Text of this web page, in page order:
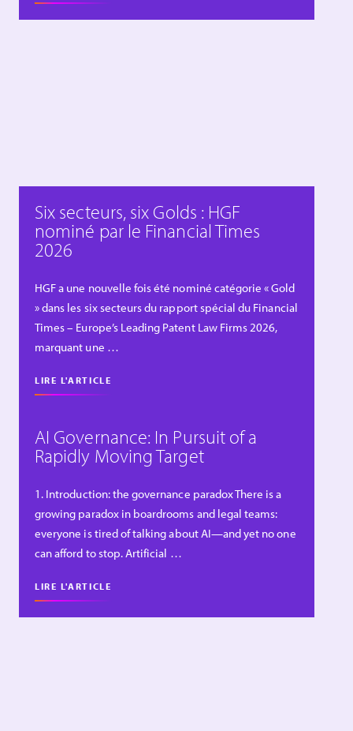
Six secteurs, six Golds : HGF
nominé par le Financial Times
2026
HGF a une nouvelle fois été nominé catégorie « Gold
» dans les six secteurs du rapport spécial du Financial
Times – Europe’s Leading Patent Law Firms 2026,
marquant une …
LIRE L'ARTICLE
AI Governance: In Pursuit of a
Rapidly Moving Target
1. Introduction: the governance paradox There is a
growing paradox in boardrooms and legal teams:
everyone is tired of talking about AI—and yet no one
can afford to stop. Artificial …
LIRE L'ARTICLE